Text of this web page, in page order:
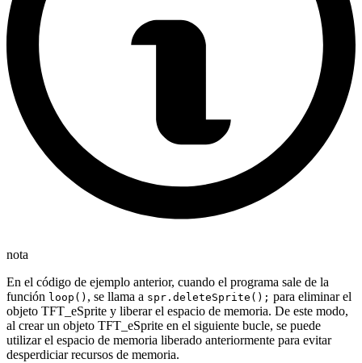
nota
En el código de ejemplo anterior, cuando el programa sale de la
función loop() , se llama a spr.deleteSprite(); para eliminar el
objeto TFT_eSprite y liberar el espacio de memoria. De este modo,
al crear un objeto TFT_eSprite en el siguiente bucle, se puede
utilizar el espacio de memoria liberado anteriormente para evitar
desperdiciar recursos de memoria.